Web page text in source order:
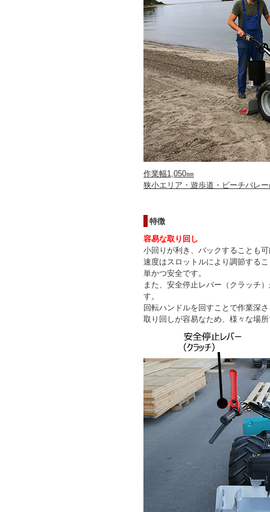
作業幅1,050㎜
狭小エリア・遊歩道・ビーチバレ
特徴
容易な取り回し
小回りが利き、バックすることも
速度はスロットルにより調節する
単かつ安全です。
また、安全停止レバー（クラッチ
す。
回転ハンドルを回すことで作業深
取り回しが容易なため、様々な場